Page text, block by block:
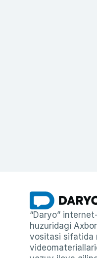
“Daryo”
huzuridagi
vositasi sifatida